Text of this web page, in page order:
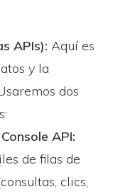
APIs): Aquí es
y la
dos
API:
de filas de
clics,